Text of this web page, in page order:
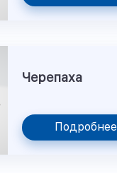
Черепаха
Подробнее